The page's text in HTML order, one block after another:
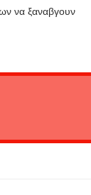
να ξαναβγουν